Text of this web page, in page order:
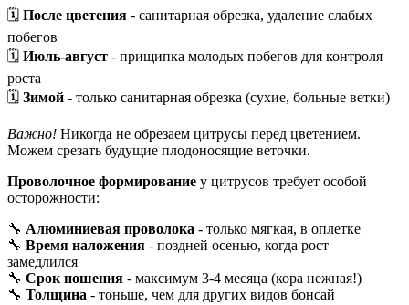
🗓️ После цветения - санитарная обрезка, удаление слабых
побегов
🗓️ Июль-август - прищипка молодых побегов для контроля
роста
🗓️ Зимой - только санитарная обрезка (сухие, больные ветки)
Важно! Никогда не обрезаем цитрусы перед цветением.
Можем срезать будущие плодоносящие веточки.
Проволочное формирование у цитрусов требует особой
осторожности:
🔧 Алюминиевая проволока - только мягкая, в оплетке
🔧 Время наложения - поздней осенью, когда рост
замедлился
🔧 Срок ношения - максимум 3-4 месяца (кора нежная!)
🔧 Толщина - тоньше, чем для других видов бонсай